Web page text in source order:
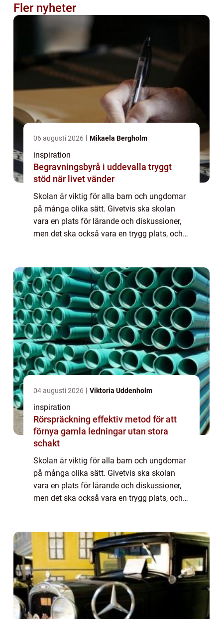
Fler nyheter
06 augusti 2026 Mikaela Bergholm
inspiration
Begravningsbyrå i uddevalla tryggt
stöd när livet vänder
Skolan är viktig för alla barn och ungdomar
på många olika sätt. Givetvis ska skolan
vara en plats för lärande och diskussioner,
men det ska också vara en trygg plats, och
04 augusti 2026 Viktoria Uddenholm
inspiration
Rörspräckning effektiv metod för att
förnya gamla ledningar utan stora
schakt
Skolan är viktig för alla barn och ungdomar
på många olika sätt. Givetvis ska skolan
vara en plats för lärande och diskussioner,
men det ska också vara en trygg plats, och